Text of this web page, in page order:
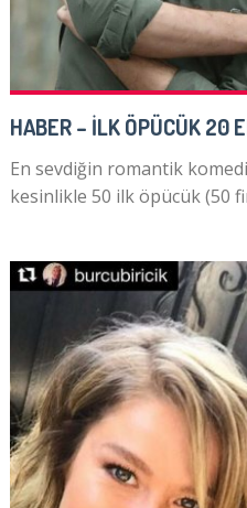
HABER – İLK ÖPÜCÜK 20
En sevdiğin romantik
kesinlikle 50 ilk öpücük (50